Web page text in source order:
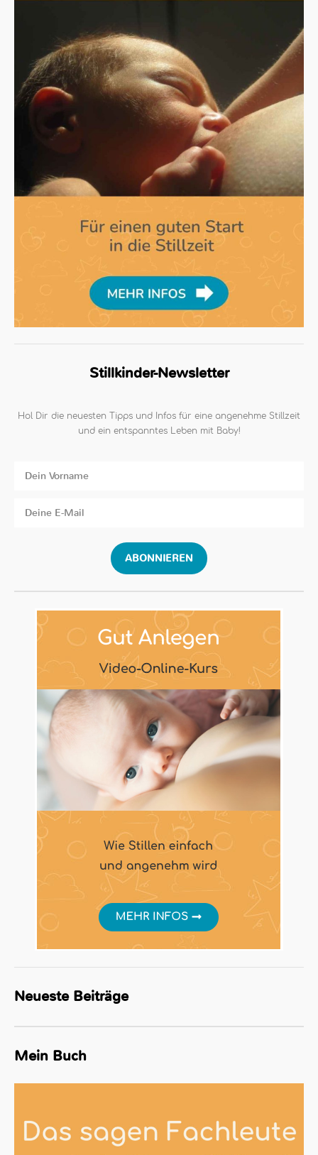
Stillkinder-Newsletter
Hol Dir die neuesten Tipps und Infos für eine angenehme Stillzeit
und ein entspanntes Leben mit Baby!
ABONNIEREN
Neueste Beiträge
Mein Buch